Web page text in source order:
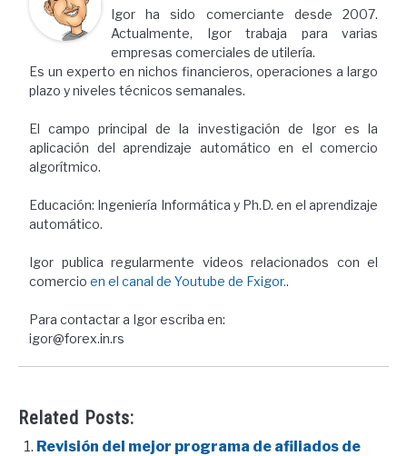
Igor ha sido comerciante desde 2007.
Actualmente, Igor trabaja para varias
empresas comerciales de utilería.
Es un experto en nichos financieros, operaciones a largo
plazo y niveles técnicos semanales.
El campo principal de la investigación de Igor es la
aplicación del aprendizaje automático en el comercio
algorítmico.
Educación: Ingeniería Informática y Ph.D. en el aprendizaje
automático.
Igor publica regularmente videos relacionados con el
comercio en el canal de Youtube de Fxigor..
Para contactar a Igor escriba en:
igor@forex.in.rs
Related Posts:
Revisión del mejor programa de afiliados de